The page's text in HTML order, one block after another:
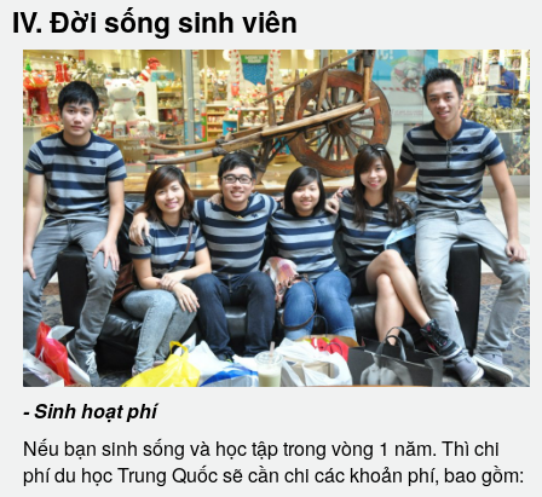
IV. Đời sống sinh viên
- Sinh hoạt phí
Nếu bạn sinh sống và học tập trong vòng 1 năm. Thì chi
phí du học Trung Quốc sẽ cần chi các khoản phí, bao gồm: